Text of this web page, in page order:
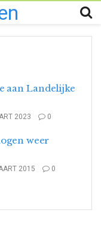
aan Landelijke
2023 0
weer
2015 0